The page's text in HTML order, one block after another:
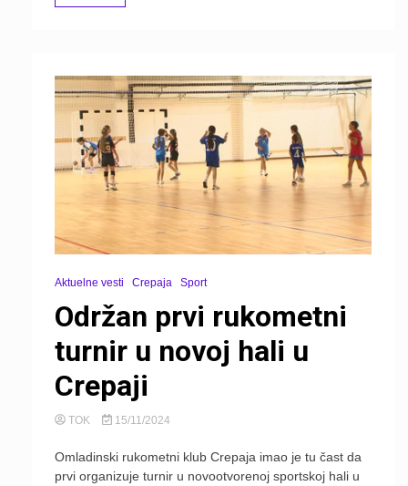
Aktuelne vesti Crepaja Sport
Održan prvi rukometni
turnir u novoj hali u
Crepaji
TOK 15/11/2024
Omladinski rukometni klub Crepaja imao je tu čast da
prvi organizuje turnir u novootvorenoj sportskoj hali u